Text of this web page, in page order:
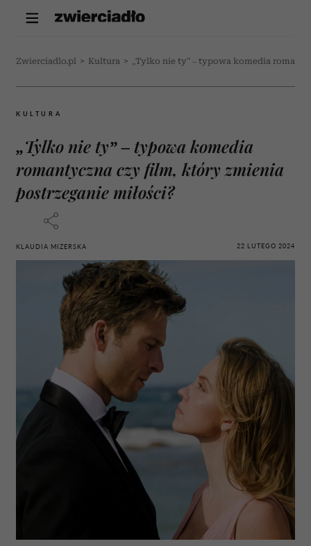
Zwierciadlo.pl > Kultura > „Tylko nie ty” – typowa komedia
KULTURA
„Tylko nie ty” – typowa komedia
romantyczna czy film, który zmienia
postrzeganie miłości?
KLAUDIA MIZERSKA 22 LUTEGO 2024